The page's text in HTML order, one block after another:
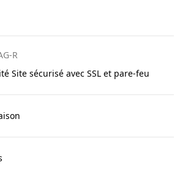
R
Site sécurisé avec SSL et pare-feu